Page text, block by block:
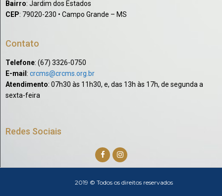
Bairro: Jardim dos Estados
CEP: 79020-230 • Campo Grande – MS
Contato
Telefone: (67) 3326-0750​
E-mail: crcms@crcms.org.br
Atendimento: 07h30 às 11h30, e, das 13h às 17h, de segunda a
sexta-feira
Redes Sociais
2019 © Todos os direitos reservados